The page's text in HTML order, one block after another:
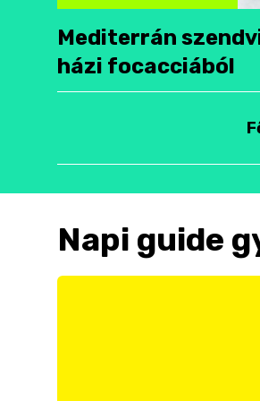
Mediterrán
házi focacciából
Napi guide